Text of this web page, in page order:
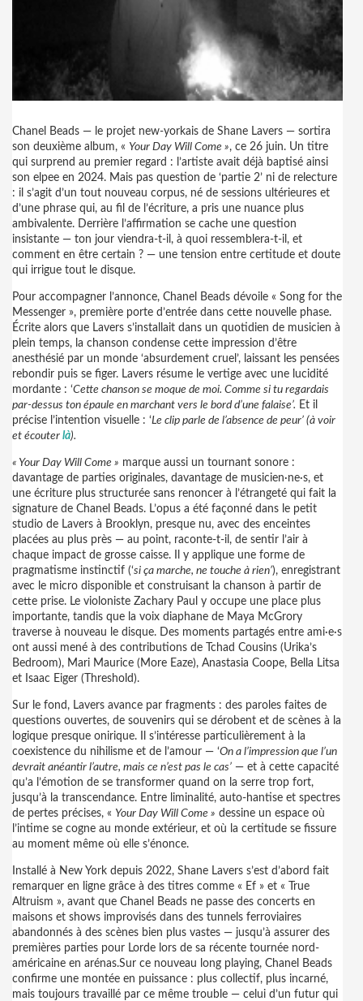
Chanel Beads — le projet new-yorkais de Shane Lavers — sortira
son deuxième album, « Your Day Will Come », ce 26 juin. Un titre
qui surprend au premier regard : l’artiste avait déjà baptisé ainsi
son elpee en 2024. Mais pas question de ‘partie 2’ ni de relecture
: il s’agit d’un tout nouveau corpus, né de sessions ultérieures et
d’une phrase qui, au fil de l’écriture, a pris une nuance plus
ambivalente. Derrière l’affirmation se cache une question
insistante — ton jour viendra-t-il, à quoi ressemblera-t-il, et
comment en être certain ? — une tension entre certitude et doute
qui irrigue tout le disque.
Pour accompagner l’annonce, Chanel Beads dévoile « Song for the
Messenger », première porte d’entrée dans cette nouvelle phase.
Écrite alors que Lavers s’installait dans un quotidien de musicien à
plein temps, la chanson condense cette impression d’être
anesthésié par un monde ‘absurdement cruel’, laissant les pensées
rebondir puis se figer. Lavers résume le vertige avec une lucidité
mordante : ‘Cette chanson se moque de moi. Comme si tu regardais
par-dessus ton épaule en marchant vers le bord d’une falaise’. Et il
précise l’intention visuelle : ‘Le clip parle de l’absence de peur’ (à voir
et écouter là).
« Your Day Will Come » marque aussi un tournant sonore :
davantage de parties originales, davantage de musicien·ne·s, et
une écriture plus structurée sans renoncer à l’étrangeté qui fait la
signature de Chanel Beads. L’opus a été façonné dans le petit
studio de Lavers à Brooklyn, presque nu, avec des enceintes
placées au plus près — au point, raconte-t-il, de sentir l’air à
chaque impact de grosse caisse. Il y applique une forme de
pragmatisme instinctif (‘si ça marche, ne touche à rien’), enregistrant
avec le micro disponible et construisant la chanson à partir de
cette prise. Le violoniste Zachary Paul y occupe une place plus
importante, tandis que la voix diaphane de Maya McGrory
traverse à nouveau le disque. Des moments partagés entre ami·e·s
ont aussi mené à des contributions de Tchad Cousins (Urika’s
Bedroom), Mari Maurice (More Eaze), Anastasia Coope, Bella Litsa
et Isaac Eiger (Threshold).
Sur le fond, Lavers avance par fragments : des paroles faites de
questions ouvertes, de souvenirs qui se dérobent et de scènes à la
logique presque onirique. Il s’intéresse particulièrement à la
coexistence du nihilisme et de l’amour — ‘On a l’impression que l’un
devrait anéantir l’autre, mais ce n’est pas le cas’ — et à cette capacité
qu’a l’émotion de se transformer quand on la serre trop fort,
jusqu’à la transcendance. Entre liminalité, auto-hantise et spectres
de pertes précises, « Your Day Will Come » dessine un espace où
l’intime se cogne au monde extérieur, et où la certitude se fissure
au moment même où elle s’énonce.
Installé à New York depuis 2022, Shane Lavers s’est d’abord fait
remarquer en ligne grâce à des titres comme « Ef » et « True
Altruism », avant que Chanel Beads ne passe des concerts en
maisons et shows improvisés dans des tunnels ferroviaires
abandonnés à des scènes bien plus vastes — jusqu’à assurer des
premières parties pour Lorde lors de sa récente tournée nord-
américaine en arénas.Sur ce nouveau long playing, Chanel Beads
confirme une montée en puissance : plus collectif, plus incarné,
mais toujours travaillé par ce même trouble — celui d’un futur qui